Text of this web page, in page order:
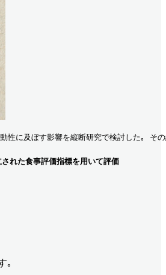
ぼす影響を縦断研究で検討した｡
れた食事評価指標を用いて評価
｡